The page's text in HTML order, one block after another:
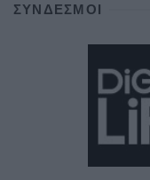
ΣΎΝΔΕΣΜΟΙ